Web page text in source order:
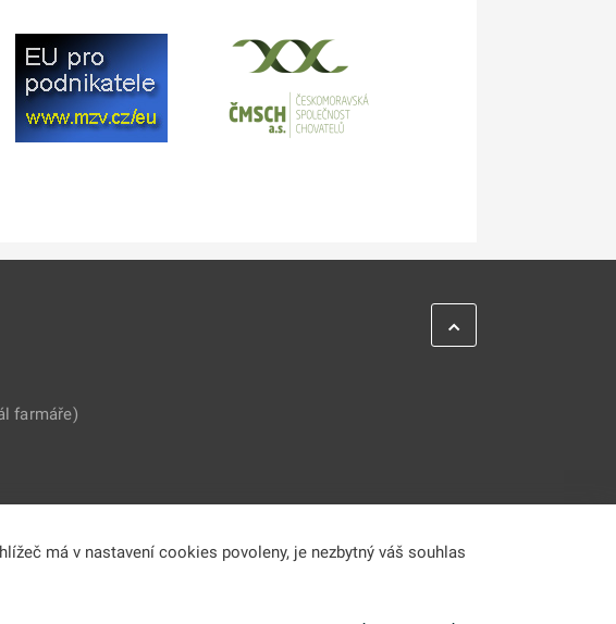
farmáře)
má v nastavení cookies povoleny, je nezbytný váš souhlas